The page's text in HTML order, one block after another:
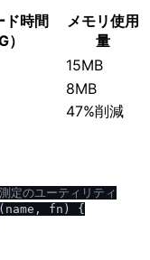
ド時間
）
メモリ使用
量
15MB
8MB
47%削減
定のユーティリティ
( name, fn ) {